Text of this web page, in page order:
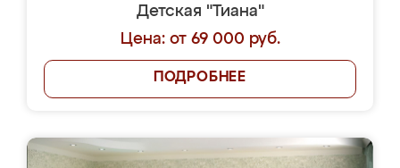
Детская "Тиана"
Цена: от 69 000 руб.
ПОДРОБНЕЕ